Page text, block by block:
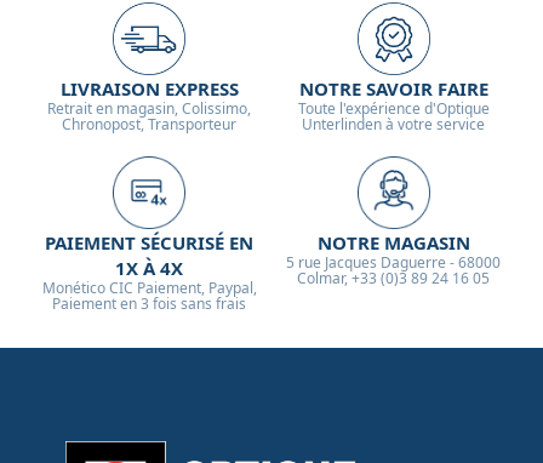
LIVRAISON EXPRESS
Retrait en magasin, Colissimo,
Chronopost, Transporteur
NOTRE SAVOIR FAIRE
Toute l'expérience d'Optique
Unterlinden à votre service
PAIEMENT SÉCURISÉ EN
1X À 4X
Monético CIC Paiement, Paypal,
Paiement en 3 fois sans frais
NOTRE MAGASIN
5 rue Jacques Daguerre - 68000
Colmar, +33 (0)3 89 24 16 05